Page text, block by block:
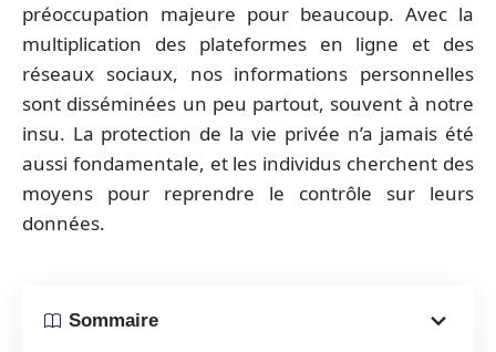
préoccupation majeure pour beaucoup. Avec la
multiplication des plateformes en ligne et des
réseaux sociaux, nos informations personnelles
sont disséminées un peu partout, souvent à notre
insu. La protection de la vie privée n’a jamais été
aussi fondamentale, et les individus cherchent des
moyens pour reprendre le contrôle sur leurs
données.
Sommaire